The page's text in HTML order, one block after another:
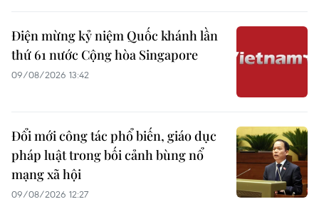
Điện mừng kỷ niệm Quốc khánh lần
thứ 61 nước Cộng hòa Singapore
09/08/2026 13:42
Đổi mới công tác phổ biến, giáo dục
pháp luật trong bối cảnh bùng nổ
mạng xã hội
09/08/2026 12:27